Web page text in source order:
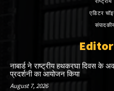
एडिटर
नाबार्ड ने राष्ट्रीय हथकरघा दिवस के
प्रदर्शनी का आयोजन किया
August 7, 2026